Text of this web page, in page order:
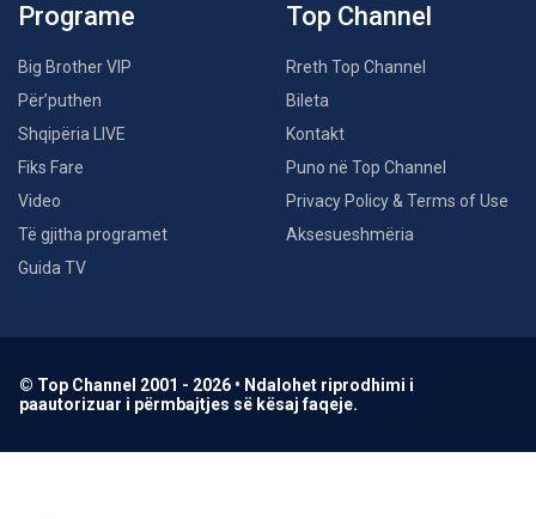
Programe
Big Brother VIP
Për’puthen
Shqipëria LIVE
Fiks Fare
Video
Të gjitha programet
Guida TV
Top Channel
Rreth Top Channel
Bileta
Kontakt
Puno në Top Channel
Privacy Policy & Terms of Use
Aksesueshmëria
© Top Channel 2001 - 2026 • Ndalohet riprodhimi i
paautorizuar i përmbajtjes së kësaj faqeje.